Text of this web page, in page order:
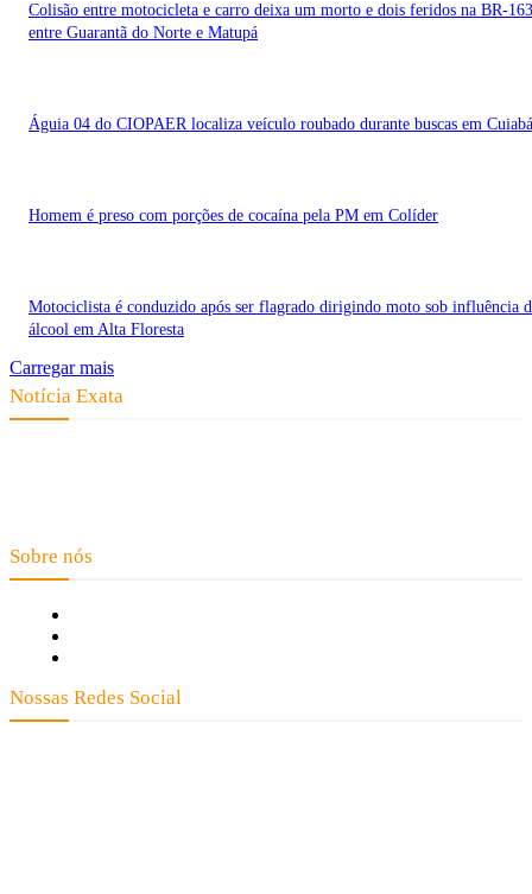
Colisão entre motocicleta e carro deixa um morto e dois feridos na BR-163
entre Guarantã do Norte e Matupá
Águia 04 do CIOPAER localiza veículo roubado durante buscas em Cuiabá
Homem é preso com porções de cocaína pela PM em Colíder
Motociclista é conduzido após ser flagrado dirigindo moto sob influência
álcool em Alta Floresta
Carregar mais
Notícia Exata
Sobre nós
Nossas Redes Social